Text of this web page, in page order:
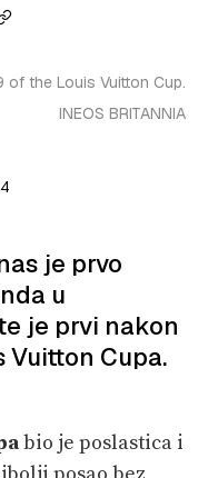
the Louis Vuitton Cup.
INEOS BRITANNIA
je prvo
u
je prvi nakon
Vuitton Cupa.
bio je poslastica i